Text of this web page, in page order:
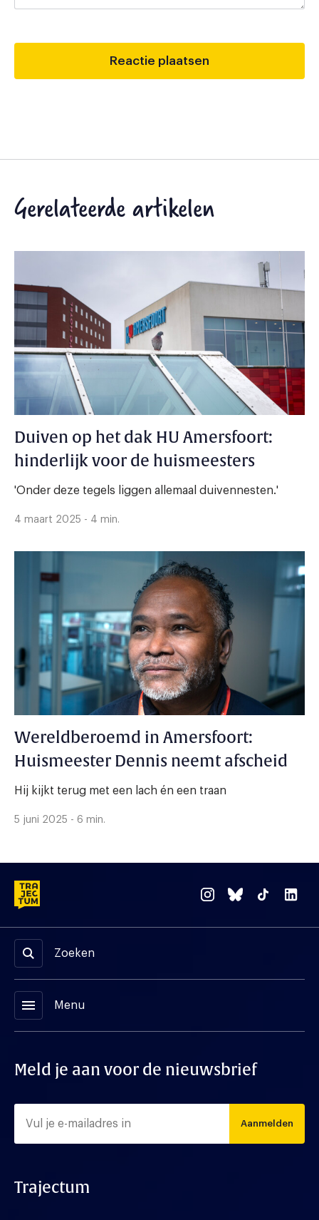
Gerelateerde artikelen
Duiven op het dak HU Amersfoort:
hinderlijk voor de huismeesters
'Onder deze tegels liggen allemaal duivennesten.'
4 maart 2025 - 4 min.
Wereldberoemd in Amersfoort:
Huismeester Dennis neemt afscheid
Hij kijkt terug met een lach én een traan
5 juni 2025 - 6 min.
Zoeken
menu Menu
Meld je aan voor de nieuwsbrief
Aanmelden
Trajectum